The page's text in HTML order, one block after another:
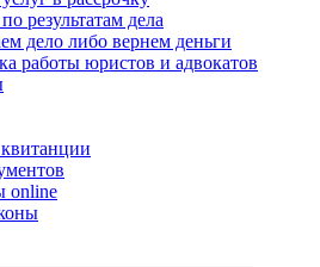
результатам дела
дело либо вернем деньги
работы юристов и адвокатов
online